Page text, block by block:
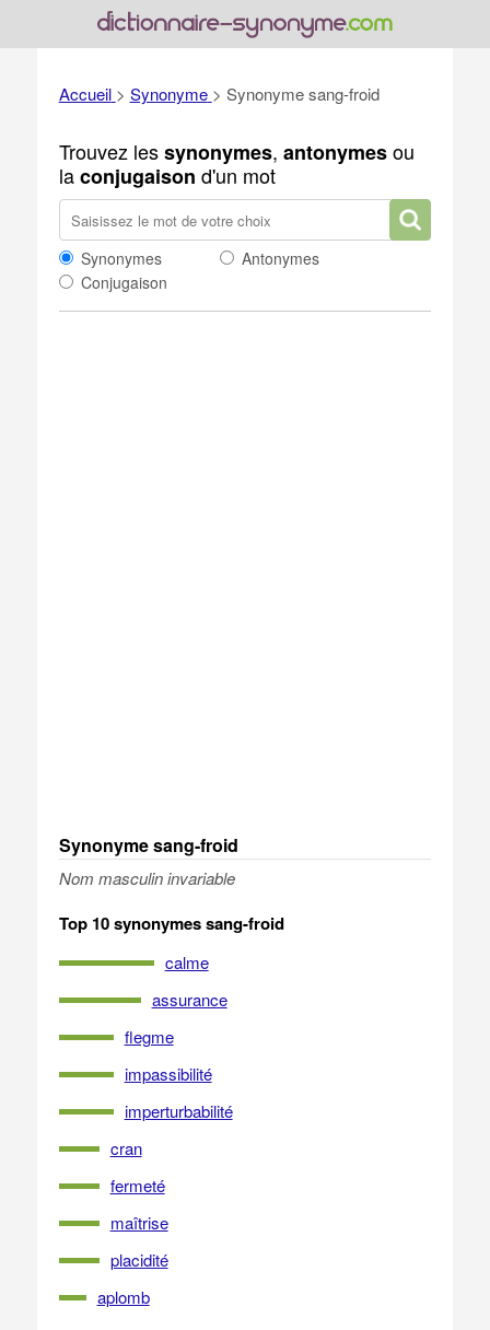
Accueil > Synonyme > Synonyme sang-froid
Trouvez lessynonymes, antonymesou
laconjugaison d'un mot
Synonymes
Antonymes
Conjugaison
Synonyme sang-froid
Nom masculin invariable
Top 10 synonymes sang-froid
calme
assurance
flegme
impassibilité
imperturbabilité
cran
fermeté
maîtrise
placidité
aplomb